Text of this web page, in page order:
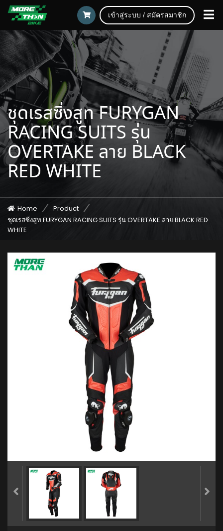
เข้าสู่ระบบ / สมัครสมาชิก
ชุดเรสซิ่งสูท FURYGAN
RACING SUITS รุ่น
OVERTAKE ลาย BLACK
RED WHITE
Home
Product
ชุดเรสซิ่งสูท FURYGAN RACING SUITS รุ่น OVERTAKE ลาย BLACK RED
WHITE